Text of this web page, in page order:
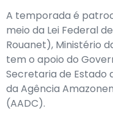
A temporada é
meio da Lei Federal
Rouanet), Ministério
tem o apoio do
Secretaria de Estado
da Agência
(AADC).